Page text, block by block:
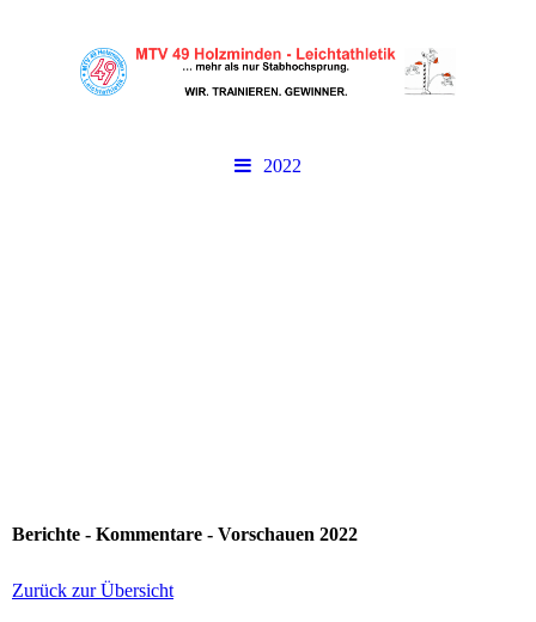
2022
Berichte - Kommentare - Vorschauen 2022
Zurück zur Übersicht